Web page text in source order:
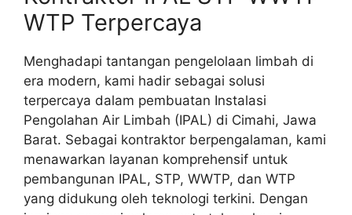
WTP Terpercaya
Menghadapi tantangan pengelolaan limbah di
era modern, kami hadir sebagai solusi
terpercaya dalam pembuatan Instalasi
Pengolahan Air Limbah (IPAL) di Cimahi, Jawa
Barat. Sebagai kontraktor berpengalaman, kami
menawarkan layanan komprehensif untuk
pembangunan IPAL, STP, WWTP, dan WTP
yang didukung oleh teknologi terkini. Dengan